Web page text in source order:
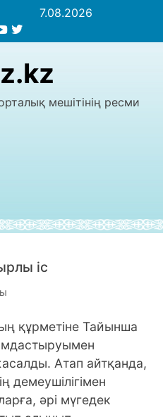
7.08.2026
мешітінің ресми
іс
құрметіне Тайынша
Атап айтқанда,
демеушілігімен
әрі мүгедек